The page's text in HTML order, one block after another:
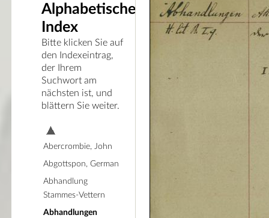
Alphabetischer
Index
Bitte klicken Sie auf
den Indexeintrag,
der Ihrem
Suchwort am
nächsten ist, und
blättern Sie weiter.
Abercrombie, John
Abgottspon, German
Abhandlung
Stammes-Vettern
Abhandlungen